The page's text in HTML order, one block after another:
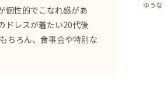
個性的でこなれ感があ
ドレスが着たい20代後
ちろん、食事会や特別な
ゆうな